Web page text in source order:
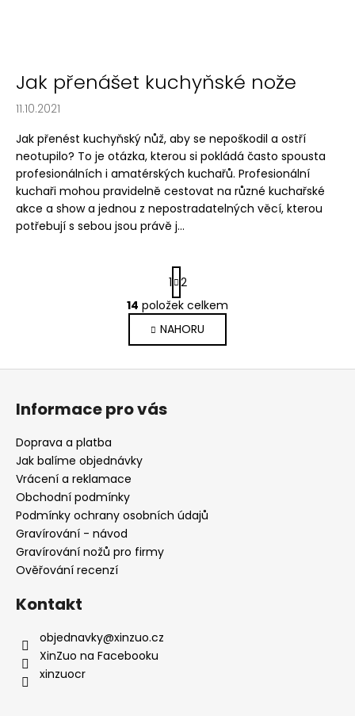
Jak přenášet kuchyňské nože
11.10.2021
Jak přenést kuchyňský nůž, aby se nepoškodil a ostří
neotupilo? To je otázka, kterou si pokládá často spousta
profesionálních i amatérských kuchařů. Profesionální
kuchaři mohou pravidelně cestovat na různé kuchařské
akce a show a jednou z nepostradatelných věcí, kterou
potřebují s sebou jsou právě j...
O
v
l
á
k
y
S
t
r
á
n
k
1 2
14 položek celkem
NAHORU
Z
Informace pro vás
Doprava a platba
Jak balíme objednávky
Vrácení a reklamace
Obchodní podmínky
Podmínky ochrany osobních údajů
Gravírování - návod
Gravírování nožů pro firmy
Ověřování recenzí
Kontakt
objednavky@xinzuo.cz
XinZuo na Facebooku
xinzuocr